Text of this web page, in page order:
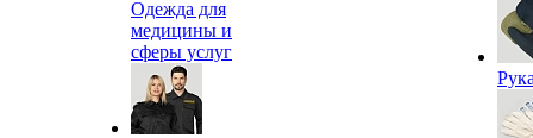
Одежда для
медицины и
сферы услуг